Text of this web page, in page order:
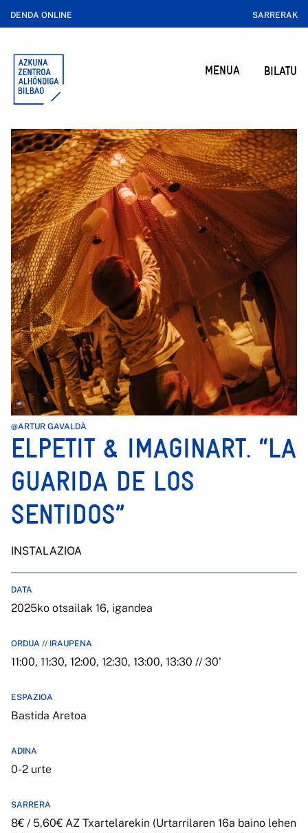
DENDA ONLINE SARRERAK
MENUA BILATU
@ARTUR GAVALDÀ
ELPETIT & IMAGINART. “LA
GUARIDA DE LOS
SENTIDOS”
INSTALAZIOA
DATA
2025ko otsailak 16, igandea
ORDUA // IRAUPENA
11:00, 11:30, 12:00, 12:30, 13:00, 13:30 // 30'
ESPAZIOA
Bastida Aretoa
ADINA
0-2 urte
SARRERA
8€ / 5,60€ AZ Txartelarekin (Urtarrilaren 16a baino lehen